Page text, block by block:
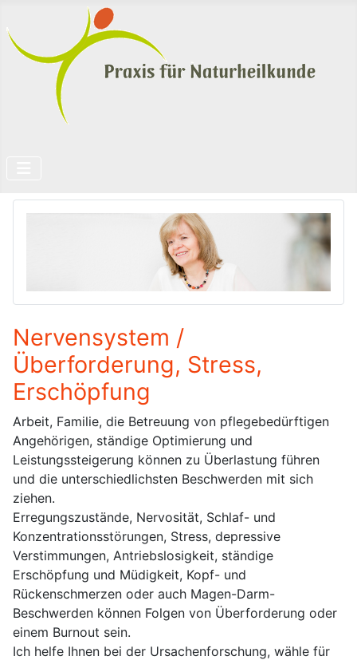
Nervensystem /
Überforderung, Stress,
Erschöpfung
Arbeit, Familie, die Betreuung von pflegebedürftigen
Angehörigen, ständige Optimierung und
Leistungssteigerung können zu Überlastung führen
und die unterschiedlichsten Beschwerden mit sich
ziehen.
Erregungszustände, Nervosität, Schlaf- und
Konzentrationsstörungen, Stress, depressive
Verstimmungen, Antriebslosigkeit, ständige
Erschöpfung und Müdigkeit, Kopf- und
Rückenschmerzen oder auch Magen-Darm-
Beschwerden können Folgen von Überforderung oder
einem Burnout sein.
Ich helfe Ihnen bei der Ursachenforschung, wähle für